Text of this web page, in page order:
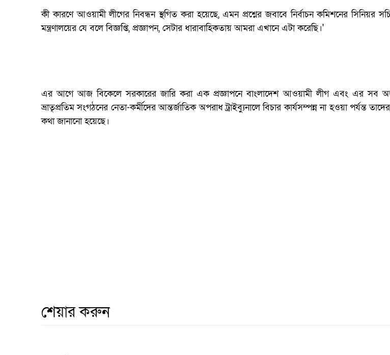
কী কারণে আওয়ামী লীগের নিবন্ধন স্থগিত করা হয়েছে, এমন প্রশ্নের জবাবে নির্বাচন কমিশনের সিনিয়র
মন্ত্রণালয়ের যে বলে বিজ্ঞপ্তি, প্রজ্ঞাপন, সেটার ধারাবাহিকতায় আমরা এখানে এটা করেছি।'
এর আগে আজ বিকেলে সরকারের জারি করা এক প্রজ্ঞাপনে বাংলাদেশ আওয়ামী লীগ এবং এর সব
ভ্রাতৃপ্রতিম সংগঠনের নেতা-কর্মীদের আন্তর্জাতিক অপরাধ ট্রাইব্যুনালে বিচার কার্যসম্পন্ন না হওয়া পর্যন্ত
কথা জানানো হয়েছে।
শেয়ার করুন